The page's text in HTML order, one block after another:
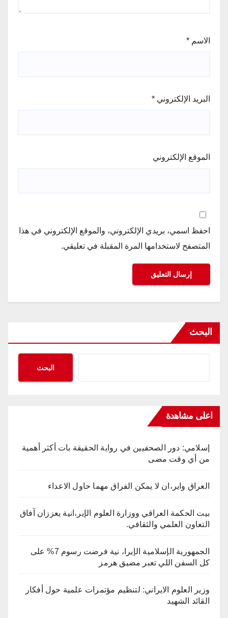
الاسم *
البريد الإلكتروني *
الموقع الإلكتروني
احفظ اسمي، بريدي الإلكتروني، والموقع الإلكتروني في هذا
المتصفح لاستخدامها المرة المقبلة في تعليقي.
البحث
البحث
اعلى مشاهدة
إسلامي: دور الصحفيين في رواية الحقيقة بات أكثر أهمية
من أي وقت مضى
العراق واير،ان لا يمكن الفراق مهما حاول الاعداء
بيت الحكمة العراقي ووزارة العلوم الإير،انية يعززان آفاق
التعاون العلمي والثقافي.
الجمهورية الإسلامية الإيرا، نية فرضت رسوم 7% على
كل السفن اللي تعبر مضيق هرمز
وزير العلوم الايراني: لتنظيم مؤتمرات علمية حول أفكار
القائد الشهيد